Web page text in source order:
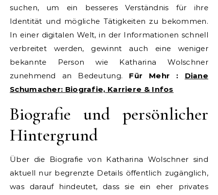
suchen, um ein besseres Verständnis für ihre
Identität und mögliche Tätigkeiten zu bekommen.
In einer digitalen Welt, in der Informationen schnell
verbreitet werden, gewinnt auch eine weniger
bekannte Person wie Katharina Wolschner
zunehmend an Bedeutung. Für Mehr : Diane
Schumacher: Biografie, Karriere & Infos
Biografie und persönlicher
Hintergrund
Über die Biografie von Katharina Wolschner sind
aktuell nur begrenzte Details öffentlich zugänglich,
was darauf hindeutet, dass sie ein eher privates